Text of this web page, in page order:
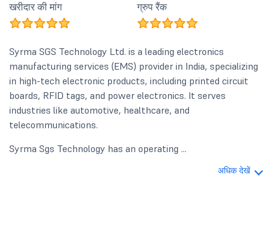
खरीदार की मांग ग्रुप रैंक
Syrma SGS Technology Ltd. is a leading electronics
manufacturing services (EMS) provider in India, specializing
in high-tech electronic products, including printed circuit
boards, RFID tags, and power electronics. It serves
industries like automotive, healthcare, and
telecommunications.
Syrma Sgs Technology has an operating ...
अधिक देखें